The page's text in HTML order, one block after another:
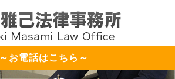
～お電話はこちら～